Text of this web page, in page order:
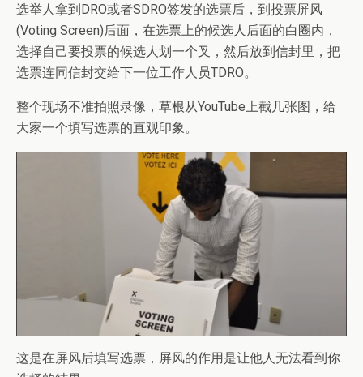
选举人拿到DRO或者SDRO签发的选票后，到投票屏风
(Voting Screen)后面，在选票上的候选人后面的白圈内，
选择自己要投票的候选人划一个叉，然后放到信封里，把
选票连同信封交给下一位工作人员TDRO。
整个现场不准拍照录像，草根从YouTube上截几张图，给
大家一个填写选票的直观印象。
这是在屏风后填写选票，屏风的作用是让他人无法看到你